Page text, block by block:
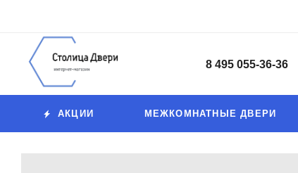
8 495 055-36-36
АКЦИИ МЕЖКОМНАТНЫЕ ДВЕРИ